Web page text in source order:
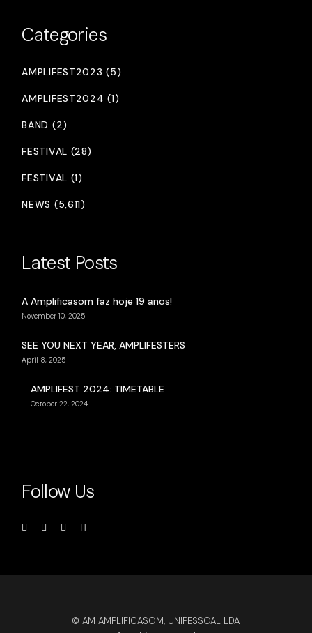
Categories
AMPLIFEST2023 (5)
AMPLIFEST2024 (1)
BAND (2)
FESTIVAL (28)
FESTIVAL (1)
NEWS (5,611)
Latest Posts
A Amplificasom faz hoje 19 anos!
November 10, 2025
SEE YOU NEXT YEAR, AMPLIFESTERS
April 8, 2025
AMPLIFEST 2024: TIMETABLE
October 22, 2024
Follow Us
© AM AMPLIFICASOM, UNIPESSOAL LDA